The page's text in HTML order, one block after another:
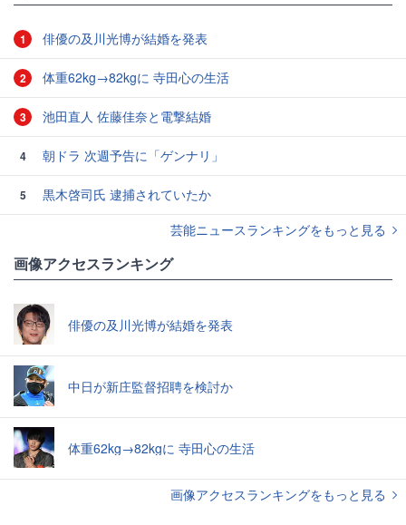
1 俳優の及川光博が結婚を発表
2 体重62kg→82kgに 寺田心の生活
3 池田直人 佐藤佳奈と電撃結婚
4 朝ドラ 次週予告に「ゲンナリ」
5
黒木啓司氏 逮捕されていたか
芸能ニュースランキングをもっと見る
画像アクセスランキング
俳優の及川光博が結婚を発表
中日が新庄監督招聘を検討か
体重62kg→82kgに 寺田心の生活
画像アクセスランキングをもっと見る